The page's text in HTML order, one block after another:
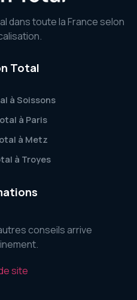
dans toute la France selon
Total
à Soissons
à Paris
à Metz
à Troyes
conseils arrive
site